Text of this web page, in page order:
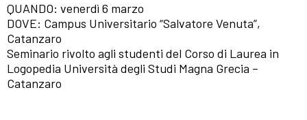
QUANDO: venerdì 6 marzo
DOVE: Campus Universitario “Salvatore Venuta”,
Catanzaro
Seminario rivolto agli studenti del Corso di Laurea in
Logopedia Università degli Studi Magna Grecia –
Catanzaro